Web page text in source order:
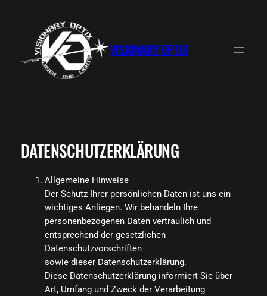
springen
VISIONARY OPTIX
DATENSCHUTZERKLÄRUNG
Allgemeine Hinweise
Der Schutz Ihrer persönlichen Daten ist uns ein
wichtiges Anliegen. Wir behandeln Ihre
personenbezogenen Daten vertraulich und
entsprechend der gesetzlichen
Datenschutzvorschriften
sowie dieser Datenschutzerklärung.
Diese Datenschutzerklärung informiert Sie über
Art, Umfang und Zweck der Verarbeitung